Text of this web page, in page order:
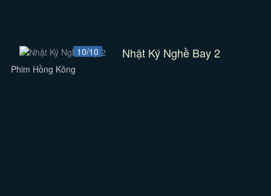
10/10 Nhật Ký Nghề Bay 2
Phim Hồng Kông